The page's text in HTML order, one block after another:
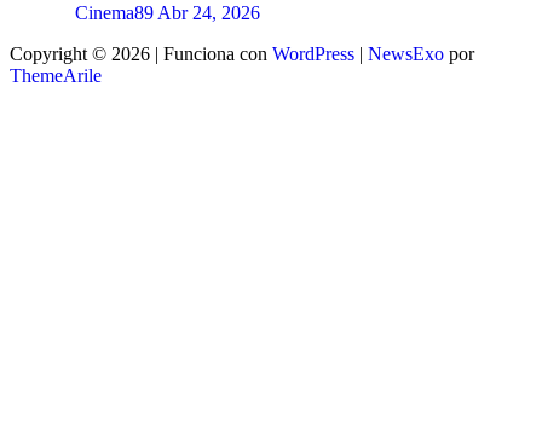
Cinema89 Abr 24, 2026
Copyright © 2026 | Funciona con WordPress | NewsExo por
ThemeArile